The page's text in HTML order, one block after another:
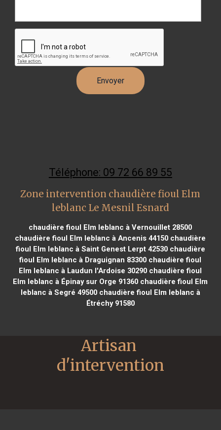
Téléphone: 09 72 66 89 55
Zone intervention chaudière fioul Elm
leblanc Le Mesnil Esnard
chaudière fioul Elm leblanc à Vernouillet 28500
chaudière fioul Elm leblanc à Ancenis 44150 chaudière
fioul Elm leblanc à Saint Genest Lerpt 42530chaudière
fioul Elm leblanc à Draguignan 83300 chaudière fioul
Elm leblanc à Laudun l'Ardoise 30290 chaudière fioul
Elm leblanc à Épinay sur Orge 91360 chaudière fioul Elm
leblanc à Segré 49500chaudière fioul Elm leblanc à
Étréchy 91580
Artisan
d'intervention